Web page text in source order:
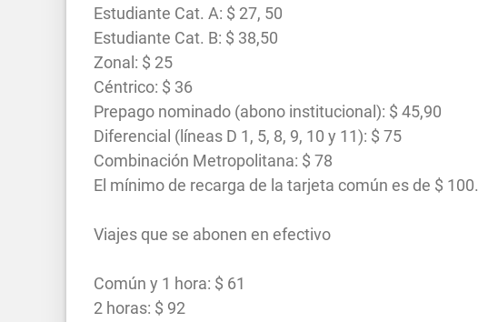
Estudiante Cat. A: $ 27, 50
Estudiante Cat. B: $ 38,50
Zonal: $ 25
Céntrico: $ 36
Prepago nominado (abono institucional): $ 45,90
Diferencial (líneas D 1, 5, 8, 9, 10 y 11): $ 75
Combinación Metropolitana: $ 78
El mínimo de recarga de la tarjeta común es de $ 100.
Viajes que se abonen en efectivo
Común y 1 hora: $ 61
2 horas: $ 92